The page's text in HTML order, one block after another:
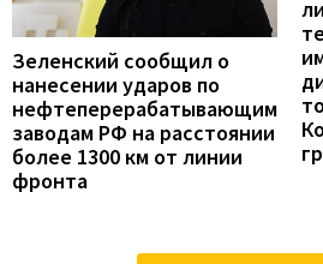
Зеленский сообщил о
нанесении ударов по
нефтеперерабатывающим
заводам РФ на расстоянии
более 1300 км от линии
фронта